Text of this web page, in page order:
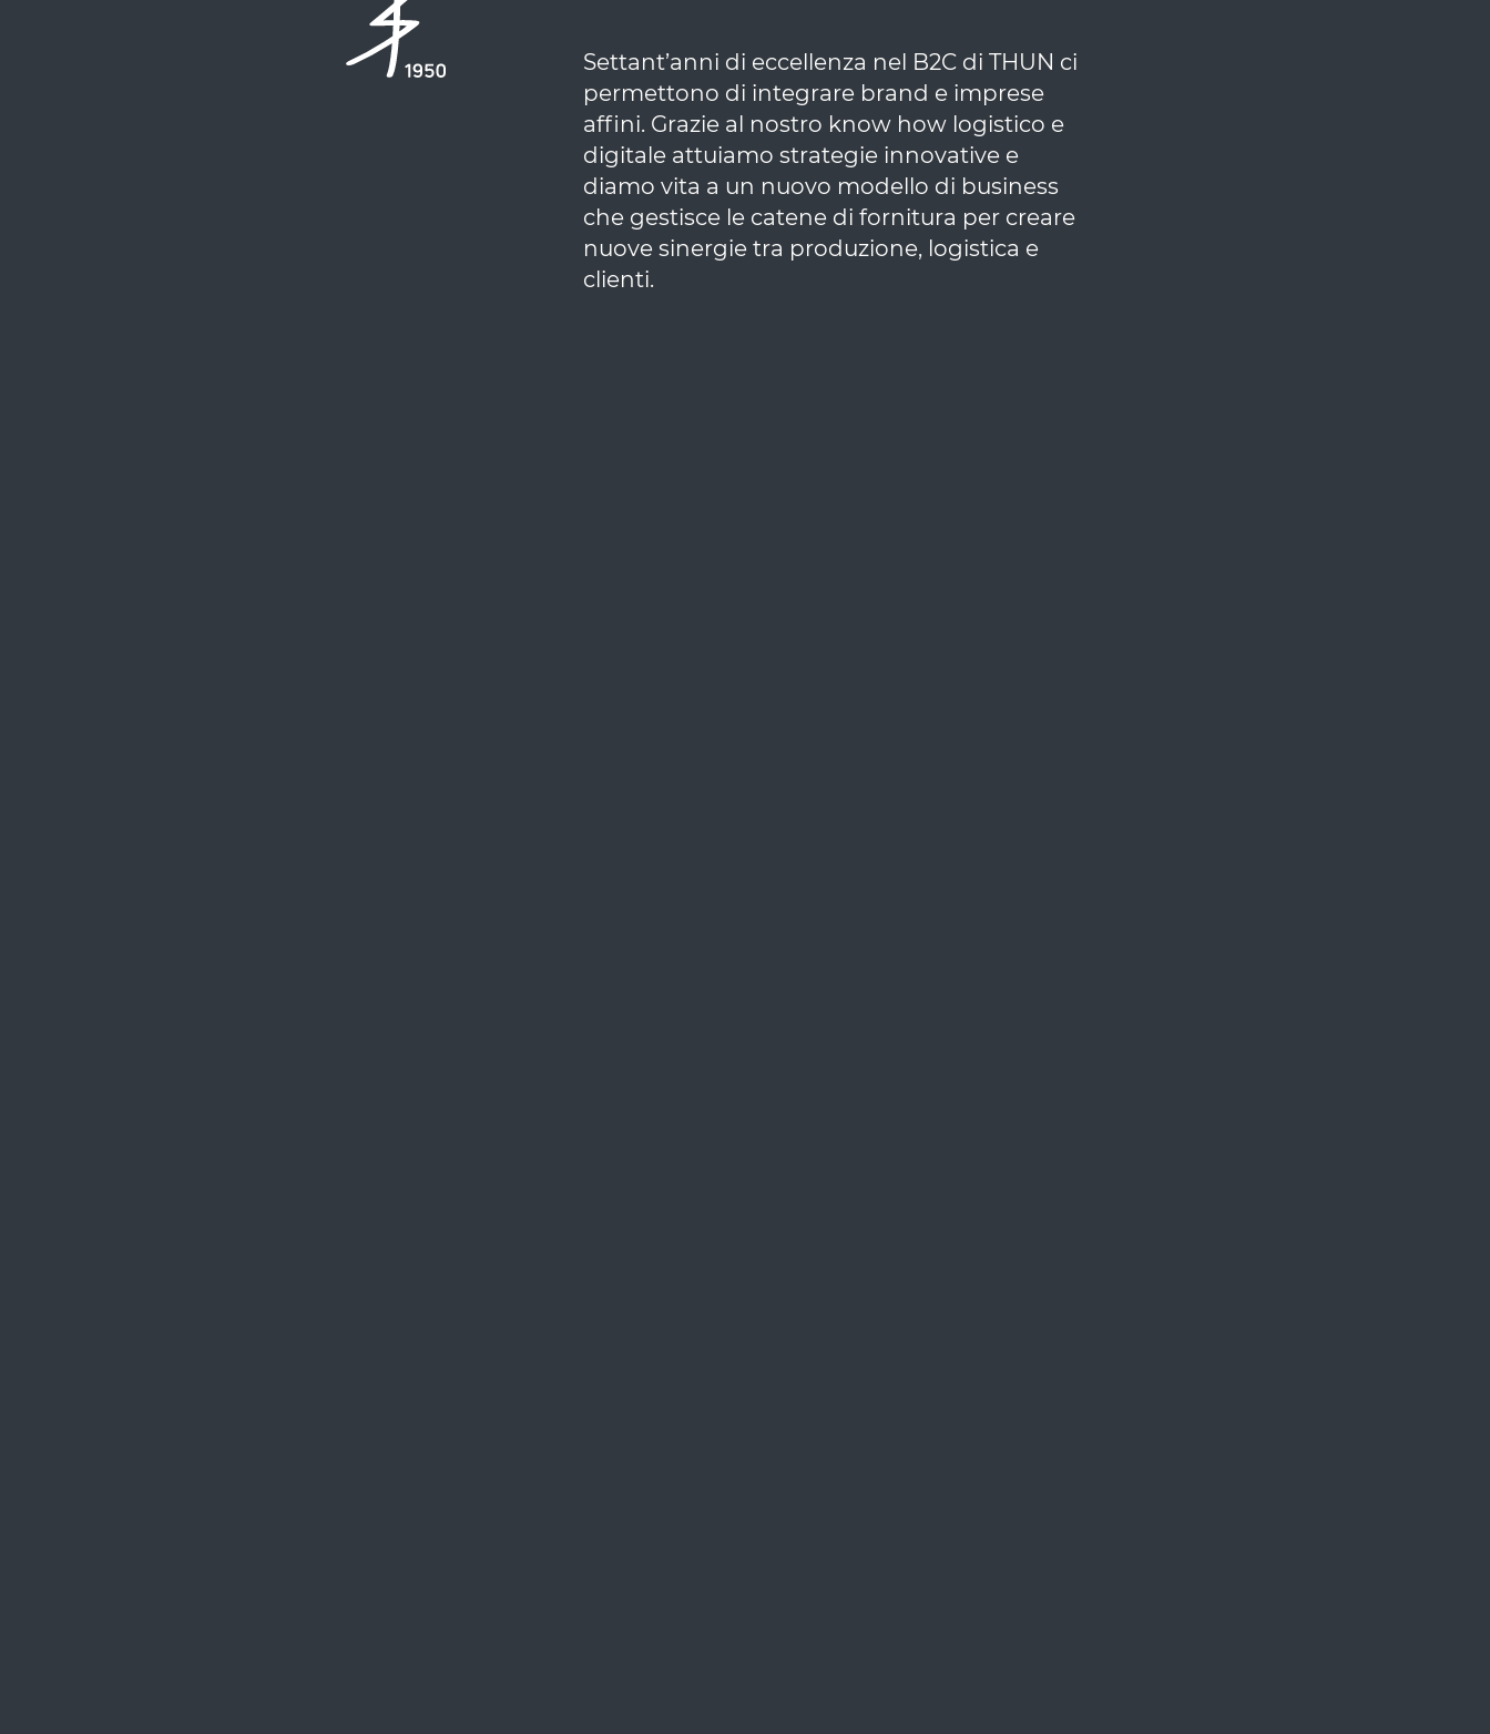
Settant’anni di eccellenza nel B2C di THUN ci
permettono di integrare brand e imprese
affini. Grazie al nostro know how logistico e
digitale attuiamo strategie innovative e
diamo vita a un nuovo modello di business
che gestisce le catene di fornitura per creare
nuove sinergie tra produzione, logistica e
clienti.